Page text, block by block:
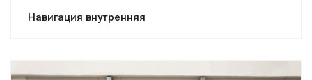
Навигация внутренняя